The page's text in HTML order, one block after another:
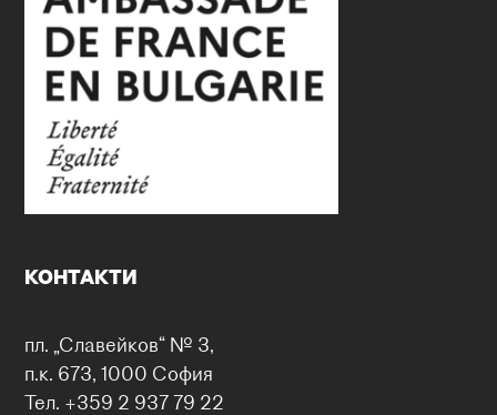
КОНТАКТИ
пл. „Славейков“ № 3,
п.к. 673, 1000 София
Тел. +359 2 937 79 22